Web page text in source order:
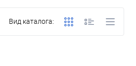
Вид каталога: